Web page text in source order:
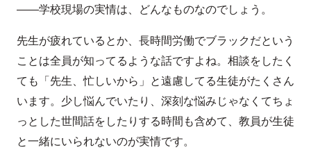
――学校現場の実情は、どんなものなのでしょう。
先生が疲れているとか、長時間労働でブラックだという
ことは全員が知ってるような話ですよね。相談をしたく
ても「先生、忙しいから」と遠慮してる生徒がたくさん
います。少し悩んでいたり、深刻な悩みじゃなくてちょ
っとした世間話をしたりする時間も含めて、教員が生徒
と一緒にいられないのが実情です。